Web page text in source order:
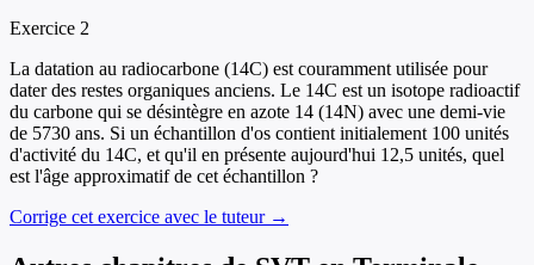
Exercice 2
La datation au radiocarbone (14C) est couramment utilisée pour
dater des restes organiques anciens. Le 14C est un isotope radioactif
du carbone qui se désintègre en azote 14 (14N) avec une demi-vie
de 5730 ans. Si un échantillon d'os contient initialement 100 unités
d'activité du 14C, et qu'il en présente aujourd'hui 12,5 unités, quel
est l'âge approximatif de cet échantillon ?
Corrige cet exercice avec le tuteur →